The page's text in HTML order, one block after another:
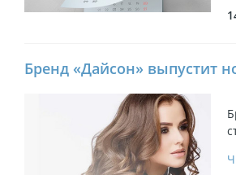
Бренд «Дайсон» выпустит